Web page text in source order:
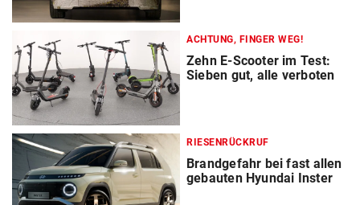
ACHTUNG, FINGER WEG!
Zehn E-Scooter im Test:
Sieben gut, alle verboten
RIESENRÜCKRUF
Brandgefahr bei fast allen
gebauten Hyundai Inster